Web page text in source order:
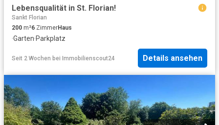
Lebensqualität in St. Florian!
Sankt Florian
200 m²6 ZimmerHaus
·Garten·Parkplatz
Seit 2 Wochen bei Immobilienscout24 Details ansehen